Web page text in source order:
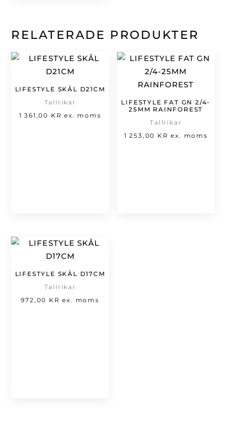
RELATERADE PRODUKTER
LIFESTYLE SKÅL D21CM
Tallrikar
1 361,00 KR ex. moms
LIFESTYLE FAT GN 2/4-
25MM RAINFOREST
Tallrikar
1 253,00 KR ex. moms
LIFESTYLE SKÅL D17CM
Tallrikar
972,00 KR ex. moms